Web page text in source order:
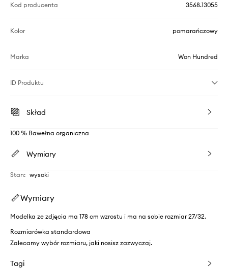
Kod producenta 3568.13055
Kolor pomarańczowy
Marka Won Hundred
ID Produktu
Skład
100 % Bawełna organiczna
Wymiary
Stan: wysoki
Wymiary
Modelka ze zdjęcia ma 178 cm wzrostu i ma na sobie rozmiar 27/32.
Rozmiarówka standardowa
Zalecamy wybór rozmiaru, jaki nosisz zazwyczaj.
Tagi